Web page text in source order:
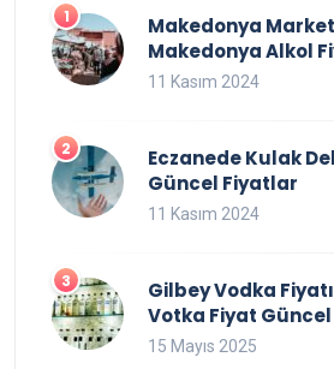
Makedonya
Makedonya Alkol
11 Kasım 2024
Eczanede Kulak
Güncel Fiyatlar
11 Kasım 2024
Gilbey Vodka
Votka Fiyat Güncel
15 Mayıs 2025